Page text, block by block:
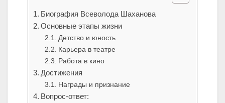
Биография Всеволода Шаханова
Основные этапы жизни
Детство и юность
Карьера в театре
Работа в кино
Достижения
Награды и признание
Вопрос-ответ: